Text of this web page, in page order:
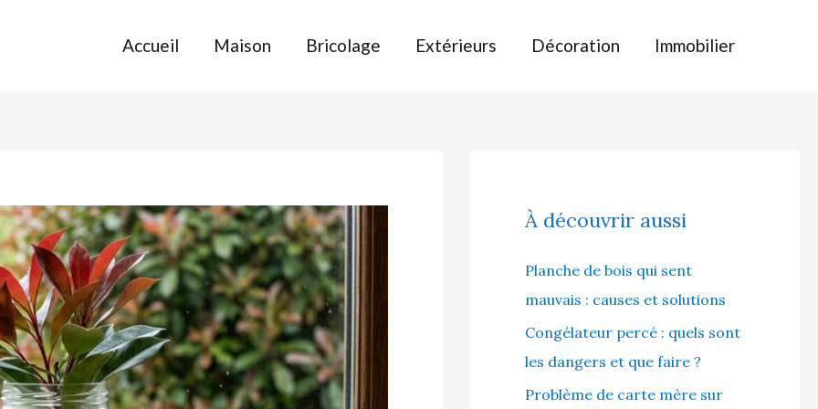
Accueil Maison Bricolage Extérieurs Décoration Immobilier
À découvrir aussi
Planche de bois qui sent
mauvais : causes et solutions
Congélateur percé : quels sont
les dangers et que faire ?
Problème de carte mère sur